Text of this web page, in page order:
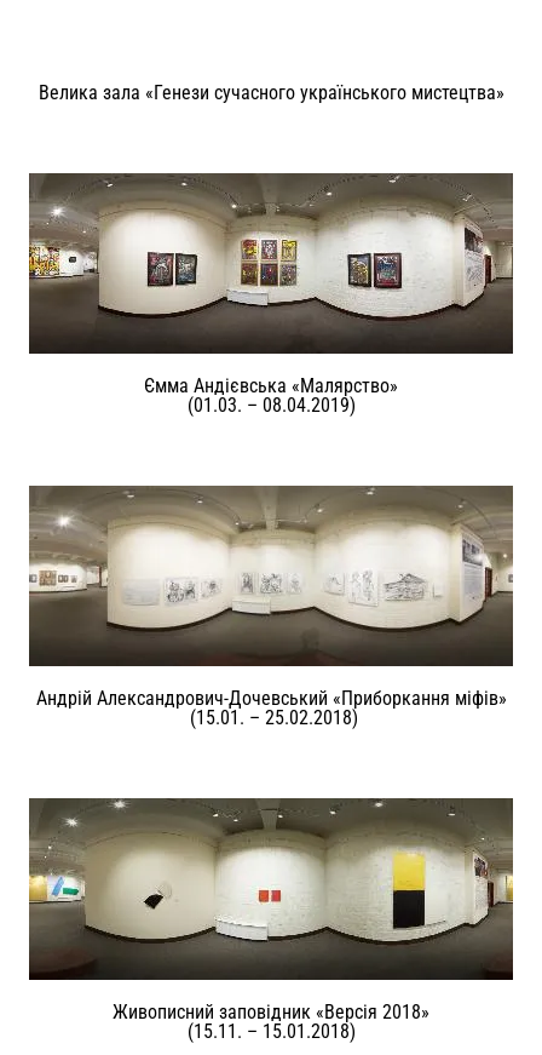
Велика зала «Генези сучасного українського мистецтва»
Ємма Андієвська «Малярство»
(01.03. – 08.04.2019)
Андрій Александрович-Дочевський «Приборкання міфів»
(15.01. – 25.02.2018)
Живописний заповідник «Версія 2018»
(15.11. – 15.01.2018)